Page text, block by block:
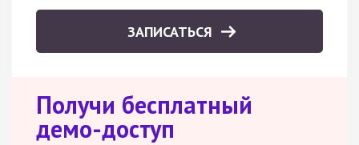
ЗАПИСАТЬСЯ
Получи бесплатный
демо-доступ